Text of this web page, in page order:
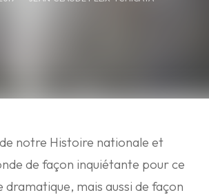
notre Histoire nationale et
de façon inquiétante pour ce
dramatique, mais aussi de façon